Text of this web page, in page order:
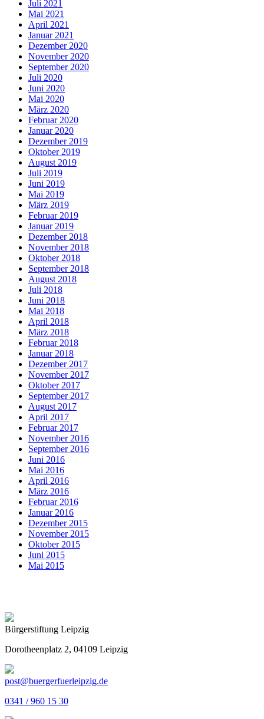
Juli 2021
Mai 2021
April 2021
Januar 2021
Dezember 2020
November 2020
September 2020
Juli 2020
Juni 2020
Mai 2020
März 2020
Februar 2020
Januar 2020
Dezember 2019
Oktober 2019
August 2019
Juli 2019
Juni 2019
Mai 2019
März 2019
Februar 2019
Januar 2019
Dezember 2018
November 2018
Oktober 2018
September 2018
August 2018
Juli 2018
Juni 2018
Mai 2018
April 2018
März 2018
Februar 2018
Januar 2018
Dezember 2017
November 2017
Oktober 2017
September 2017
August 2017
April 2017
Februar 2017
November 2016
September 2016
Juni 2016
Mai 2016
April 2016
März 2016
Februar 2016
Januar 2016
Dezember 2015
November 2015
Oktober 2015
Juni 2015
Mai 2015
Bürgerstiftung Leipzig
Dorotheenplatz 2, 04109 Leipzig
post@buergerfuerleipzig.de
0341 / 960 15 30